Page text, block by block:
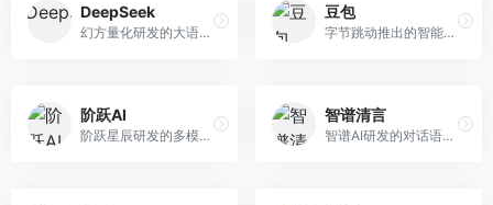
DeepSeek
幻方量化研发的大语言模型平台，专注于深度推理和代码生成能力。面向开发者、研究人员和技术爱好者，提供强大的逻辑推理和数学计算功能，开源生态完善，API接口友好。
豆包
字节跳动推出的智能对话助手平台，提供文本创作、知识问答、英语学习等多种AI服务。面向普通用户和内容创作者，支持多轮对话和文件解析，免费使用，响应速度快，中文理解能力强。
阶跃AI
阶跃星辰研发的多模态大模型平台，支持文本、图像、视频的综合理解与生成。面向创作者和企业客户，提供内容创作、智能分析等服务，多模态能力突出。
智谱清言
智谱AI研发的对话语言模型，支持中英双语交互。面向中文用户和开发者，提供知识问答、代码编写、文档解读等服务，开源生态完善，学术研究背景深厚。